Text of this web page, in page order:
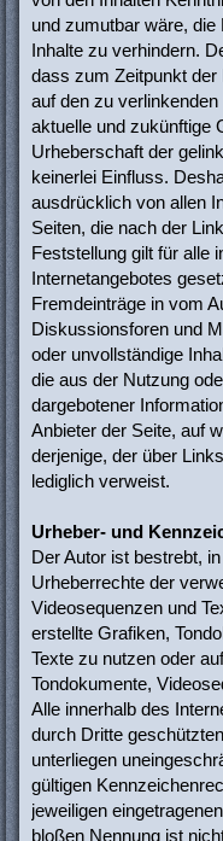
und zumutbar wäre,
Inhalte zu verhindern.
dass zum Zeitpunkt der
auf den zu
aktuelle und zukünftige
Urheberschaft der
keinerlei Einfluss.
ausdrücklich von allen
Seiten, die nach der
Feststellung gilt für alle
Internetangebotes
Fremdeinträge in vom
Diskussionsforen und
oder unvollständige
die aus der Nutzung
dargebotener
Anbieter der Seite, auf
derjenige, der über
lediglich verweist.
Urheber- und
Der Autor ist bestrebt,
Urheberrechte der
Videosequenzen und
erstellte Grafiken,
Texte zu nutzen oder
Tondokumente,
Alle innerhalb des
durch Dritte
unterliegen
gültigen
jeweiligen
bloßen Nennung ist